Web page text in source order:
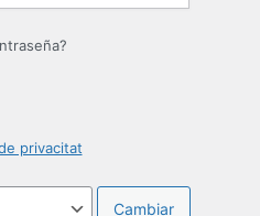
privacitat